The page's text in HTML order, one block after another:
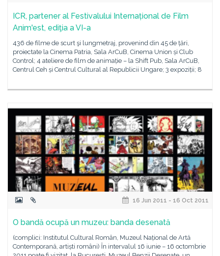
ICR, partener al Festivalului Internațional de Film
Anim'est, ediţia a VI-a
436 de filme de scurt şi lungmetraj, provenind din 45 de țări,
proiectate la Cinema Patria, Sala ArCuB, Cinema Union și Club
Control; 4 ateliere de film de animație – la Shift Pub, Sala ArCuB,
Centrul Ceh și Centrul Cultural al Republicii Ungare; 3 expoziții; 8
16 Jun 2011 - 16 Oct 2011
O bandă ocupă un muzeu: banda desenată
(complici: Institutul Cultural Român, Muzeul Național de Artă
Contemporană, artiști români) În intervalul 16 iunie – 16 octombrie